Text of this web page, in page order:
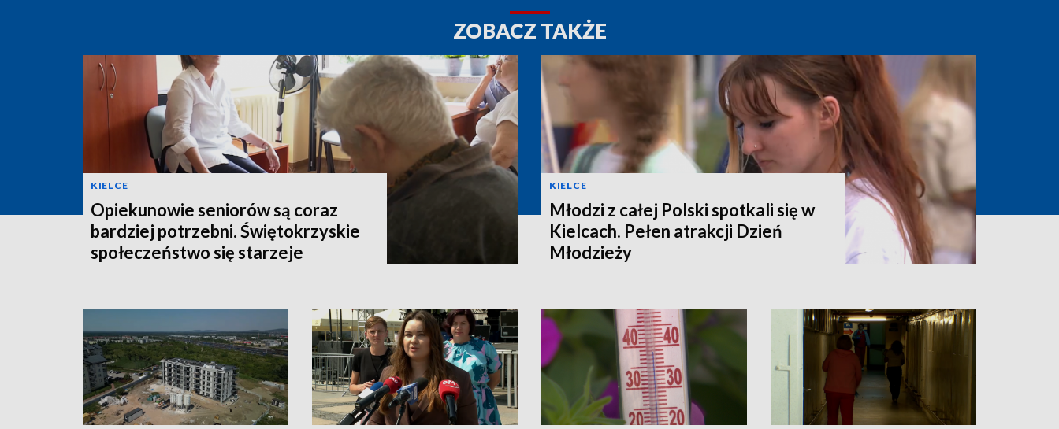
ZOBACZ TAKŻE
KIELCE
Opiekunowie seniorów są coraz
bardziej potrzebni. Świętokrzyskie
społeczeństwo się starzeje
KIELCE
Młodzi z całej Polski spotkali się w
Kielcach. Pełen atrakcji Dzień
Młodzieży